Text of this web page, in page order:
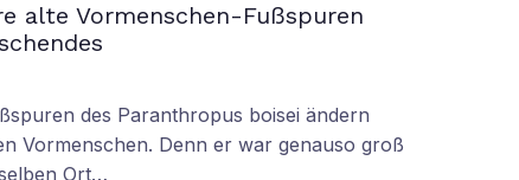
alte Vormenschen-Fußspuren
des Paranthropus boisei ändern
Vormenschen. Denn er war genauso groß
Ort…